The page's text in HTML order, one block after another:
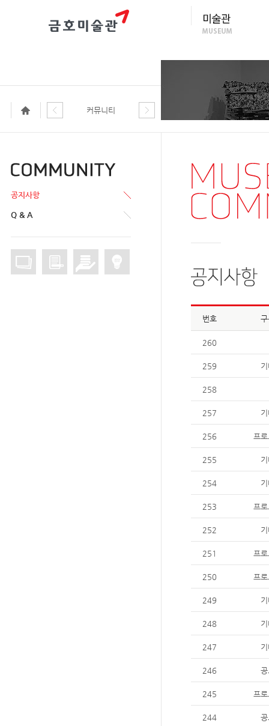
커뮤니티
공지사항
Q & A
번호
260
259
258
257
256 프
255
254
253 프
252
251 프
250 프
249
248
247
246
245 프
244